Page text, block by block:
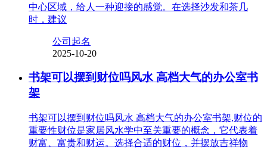
中心区域，给人一种迎接的感觉。在选择沙发和茶几
时，建议
公司起名
2025-10-20
书架可以摆到财位吗风水 高档大气的办公室书
架
书架可以摆到财位吗风水 高档大气的办公室书架,财位的
重要性财位是家居风水学中至关重要的概念，它代表着
财富、富贵和财运。选择合适的财位，并摆放吉祥物